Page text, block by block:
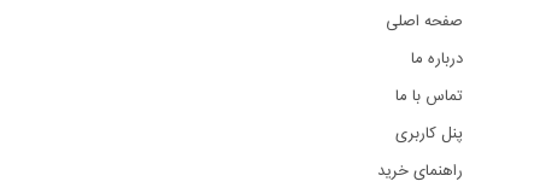
صفحه اصلی
درباره ما
تماس با ما
پنل کاربری
راهنمای خرید